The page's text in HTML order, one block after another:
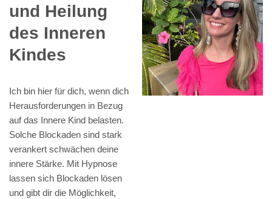
und Heilung
des Inneren
Kindes
Ich bin hier für dich, wenn dich
Herausforderungen in Bezug
auf das Innere Kind belasten.
Solche Blockaden sind stark
verankert schwächen deine
innere Stärke. Mit Hypnose
lassen sich Blockaden lösen
und gibt dir die Möglichkeit,